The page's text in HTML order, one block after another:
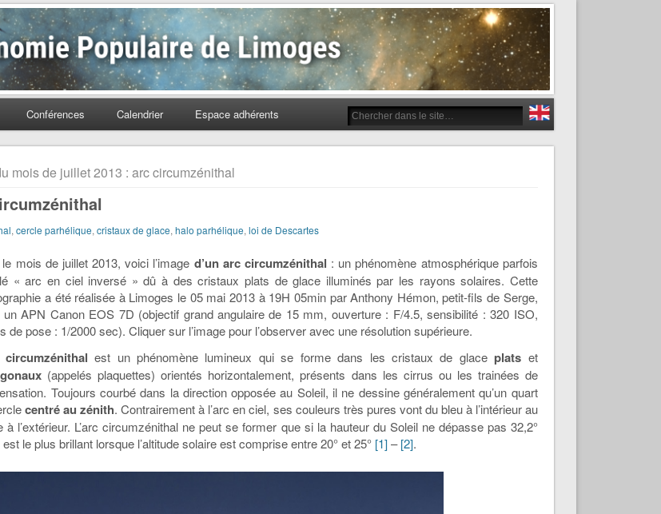
de Limoges
Conférences Calendrier Espace adhérents
mois de juillet 2013 : arc circumzénithal
,cercle parhélique,cristaux de glace,halo parhélique,loi de Descartes
mois de juillet 2013, voici l’image d’un arc circumzénithal : un phénomène atmosphérique parfois
« arc en ciel inversé » dû à des cristaux plats de glace illuminés par les rayons solaires. Cette
a été réalisée à Limoges le 05 mai 2013 à 19H 05min par Anthony Hémon, petit-fils de Serge,
APN Canon EOS 7D (objectif grand angulaire de 15 mm, ouverture : F/4.5, sensibilité : 320 ISO,
de pose : 1/2000 sec). Cliquer sur l’image pour l’observer avec une résolution supérieure.
est un phénomène lumineux qui se forme dans les cristaux de glaceplats et
(appelés plaquettes) orientés horizontalement, présents dans les cirrus ou les trainées de
Toujours courbé dans la direction opposée au Soleil, il ne dessine généralement qu’un quart
centré au zénith. Contrairement à l’arc en ciel, ses couleurs très pures vont du bleu à l’intérieur au
à l’extérieur. L’arc circumzénithal ne peut se former que si la hauteur du Soleil ne dépasse pas 32,2°
le plus brillant lorsque l’altitude solaire est comprise entre 20° et 25° [1]–[2].